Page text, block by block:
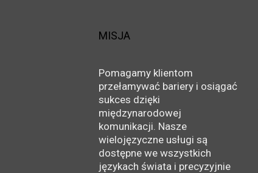
MISJA
Pomagamy klientom
przełamywać bariery i osiągać
sukces dzięki
międzynarodowej
komunikacji. Nasze
wielojęzyczne usługi są
dostępne we wszystkich
językach świata i precyzyjnie